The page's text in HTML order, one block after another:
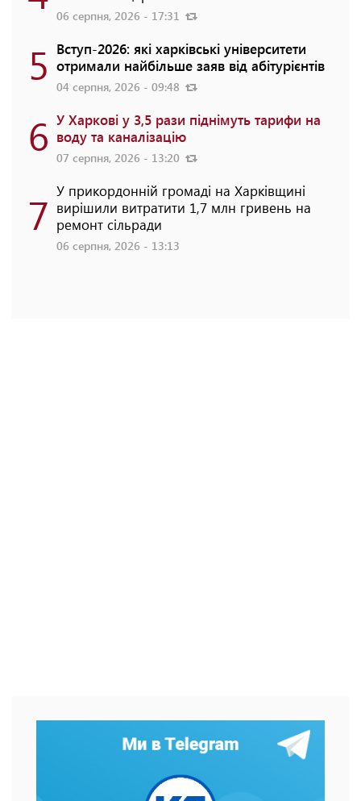
06 серпня, 2026 - 17:31
5 Вступ-2026: які харківські університети
отримали найбільше заяв від абітурієнтів
04 серпня, 2026 - 09:48
6 У Харкові у 3,5 рази піднімуть тарифи на
воду та каналізацію
07 серпня, 2026 - 13:20
7 У прикордонній громаді на Харківщині
вирішили витратити 1,7 млн гривень на
ремонт сільради
06 серпня, 2026 - 13:13